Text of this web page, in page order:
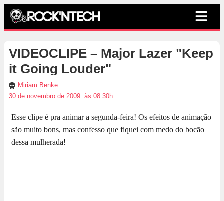
VIDEOCLIPE – Major Lazer "Keep
it Going Louder"
Miriam Benke
30 de novembro de 2009, às 08:30h
Esse clipe é pra animar a segunda-feira! Os efeitos de animação
são muito bons, mas confesso que fiquei com medo do bocão
dessa mulherada!